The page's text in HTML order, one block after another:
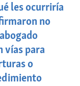
les ocurriría
no
vías para
o